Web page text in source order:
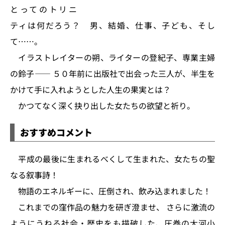
とってのトリニ
ティは何だろう？ 男、結婚、仕事、子ども、そし
て……。
イラストレイターの朔、ライターの登紀子、専業主婦
の鈴子―― ５０年前に出版社で出会った三人が、半生を
かけて手に入れようとした人生の果実とは？
かつてなく深く抉り出した女たちの欲望と祈り。
おすすめコメント
平成の最後に生まれるべくして生まれた、女たちの聖
なる叙事詩！
物語のエネルギーに、圧倒され、飲み込まれました！
これまでの窪作品の魅力を研ぎ澄ませ、 さらに激流の